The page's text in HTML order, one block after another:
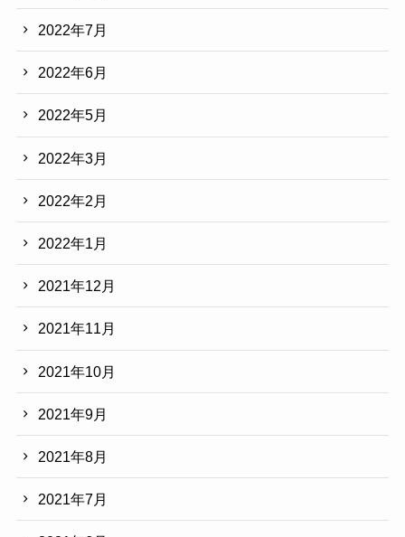
2022年7月
2022年6月
2022年5月
2022年3月
2022年2月
2022年1月
2021年12月
2021年11月
2021年10月
2021年9月
2021年8月
2021年7月